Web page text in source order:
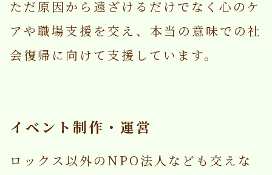
ただ原因から遠ざけるだけでなく心のケ
アや職場支援を交え、本当の意味での社
会復帰に向けて支援しています。
イベント制作・運営
ロックス以外のNPO法人なども交えな